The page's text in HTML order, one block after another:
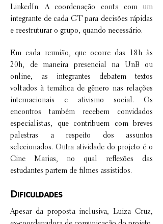
LinkedIn. A coordenação conta com um
integrante de cada GT para decisões rápidas
e reestruturar o grupo, quando necessário.
Em cada reunião, que ocorre das 18h às
20h, de maneira presencial na UnB ou
online, as integrantes debatem textos
voltados à temática de gênero nas relações
internacionais e ativismo social. Os
encontros também recebem convidados
especialistas, que contribuem com breves
palestras a respeito dos assuntos
selecionados. Outra atividade do projeto é o
Cine Marias, no qual reflexões das
estudantes partem de filmes assistidos.
Dificuldades
Apesar da proposta inclusiva, Luiza Cruz,